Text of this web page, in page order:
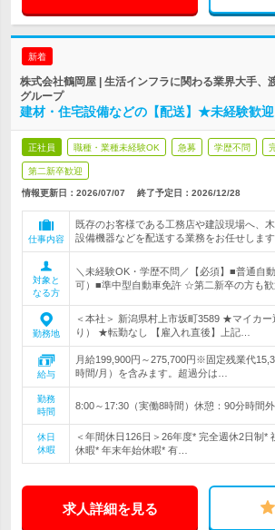
新着
株式会社鶴岡屋 | 生活インフラに関わる業界大手、
グループ
建材・住宅設備などの【配送】★未経験歓
正社員 職種・業種未経験OK 急募 学歴不問
第二新卒歓迎
情報更新日：2026/07/07 終了予定日： 2026/12/28
仕事内容
既存のお客様である工務店や建設現場へ、
設備機器などを配送する業務をお任せします
対象と
なる方
＼未経験OK・学歴不問／【必須】■普通自
可）■準中型自動車免許 ☆第二新卒の方も歓
勤務地
＜本社＞ 新潟県村上市坂町3589 ★マイカー
り） ★転勤なし 【雇入れ直後】上記…
給与
月給199,900円～275,700円※固定残業代
時間/月）を含みます。超過分は…
勤務
時間
8:00～17:30（実働8時間）休憩：90分時間
休日
休暇
＜年間休日126日＞26年度* 完全週休2日制*
休暇* 年末年始休暇* 有…
求人詳細を見る